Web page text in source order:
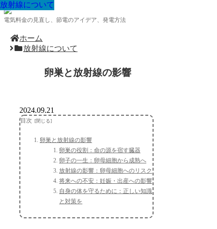
電気料金の見直し、節電のアイデア、発電方法
ホーム
放射線について
卵巣と放射線の影響
放射線について
2024.09.21
目次
卵巣と放射線の影響
卵巣の役割：命の源を宿す臓器
卵子の一生：卵母細胞から成熟へ
放射線の影響：卵母細胞へのリスク
将来への不安：妊娠・出産への影響
自身の体を守るために：正しい知識
と対策を
放射線について
放射線について
放射線について
放射線について
放射線について
放射線について
放射線について
放射線について